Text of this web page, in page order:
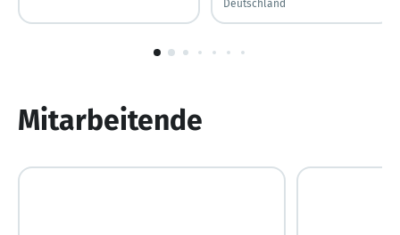
Deutschland
1
Mitarbeitende